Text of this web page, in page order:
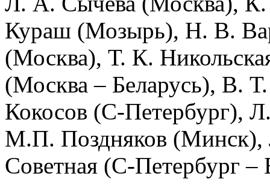
Кураш (Мозырь), Н. В.
(Москва), Т. К.
(Москва – Беларусь), В.
Кокосов (С-Петербург),
М.П. Поздняков
Советная (С-Петербург –